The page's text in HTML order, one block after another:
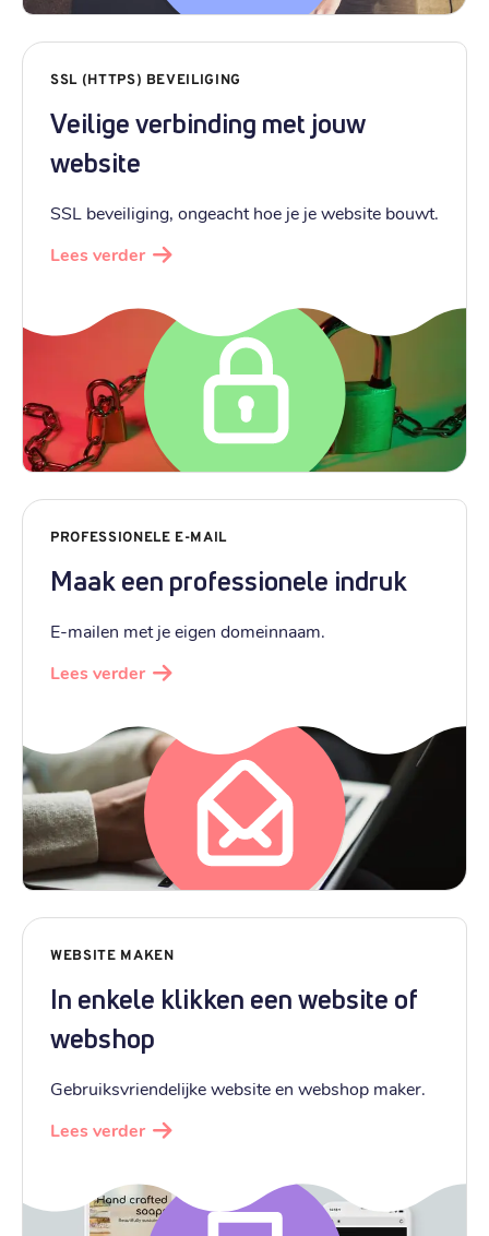
SSL (HTTPS) BEVEILIGING
Veilige verbinding met jouw
website
SSL beveiliging, ongeacht hoe je je website bouwt.
Lees verder
PROFESSIONELE E-MAIL
Maak een professionele indruk
E-mailen met je eigen domeinnaam.
Lees verder
WEBSITE MAKEN
In enkele klikken een website of
webshop
Gebruiksvriendelijke website en webshop maker.
Lees verder